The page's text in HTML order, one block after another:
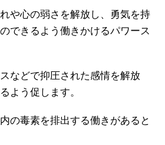
や心の弱さを解放し、勇気を持
できるよう働きかけるパワース
などで抑圧された感情を解放
よう促します。
の毒素を排出する働きがあると